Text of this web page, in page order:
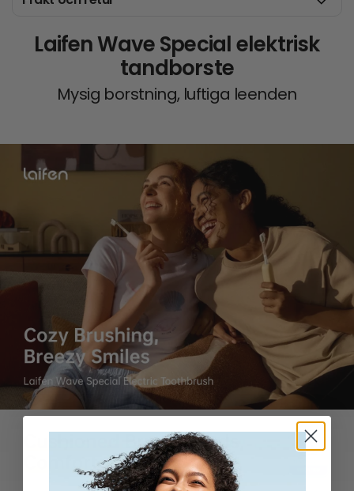
Laifen Wave Special elektrisk
tandborste
Mysig borstning, luftiga leenden